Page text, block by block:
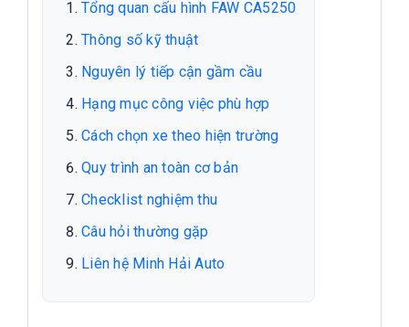
Tổng quan cấu hình FAW CA5250
Thông số kỹ thuật
Nguyên lý tiếp cận gầm cầu
Hạng mục công việc phù hợp
Cách chọn xe theo hiện trường
Quy trình an toàn cơ bản
Checklist nghiệm thu
Câu hỏi thường gặp
Liên hệ Minh Hải Auto